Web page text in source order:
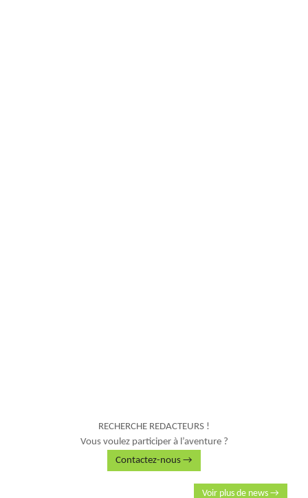
RECHERCHE REDACTEURS !
Vous voulez participer à l’aventure ?
Contactez-nous →
Voir plus de news →